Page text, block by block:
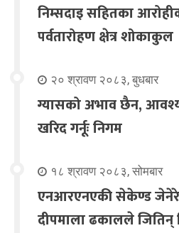
निम्सदाइ सहितका
पर्वतारोहण क्षेत्र शोकाकुल
२० श्रावण २०८३, बुधबार
ग्यासको अभाव छैन,
खरिद गर्नूः निगम
१८ श्रावण २०८३, सोमबार
एनआरएनएकी सेकेण्ड
दीपमाला ढकालले जितिन्